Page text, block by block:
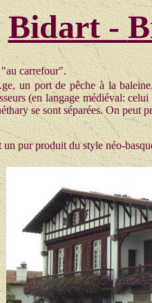
Bidart -
carrefour".
un port de pêche à la
(en langage médiéval:
se sont séparées. On
pur produit du style néo-